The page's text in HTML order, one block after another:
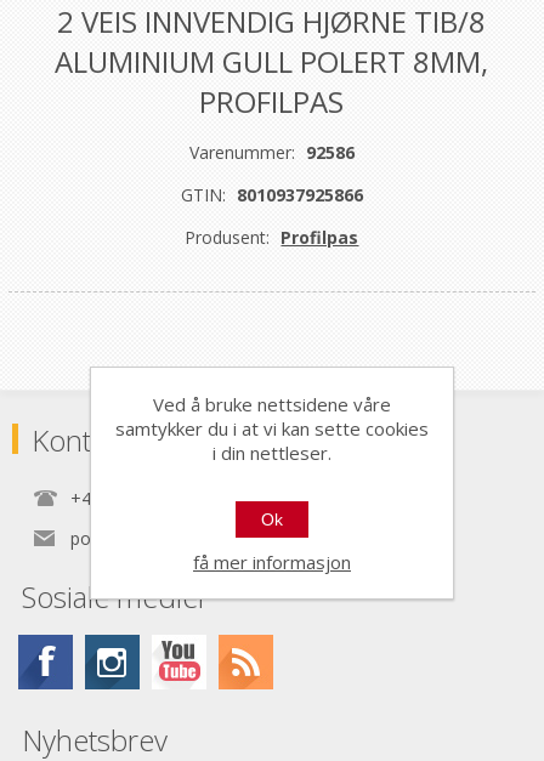
2 VEIS INNVENDIG HJØRNE TIB/8
ALUMINIUM GULL POLERT 8MM,
PROFILPAS
Varenummer: 92586
GTIN: 8010937925866
Produsent: Profilpas
Kontaktinformasjon
+47 22 30 40 70
post@nordictools.no
Sosiale medier
Nyhetsbrev
Ved å bruke nettsidene våre
samtykker du i at vi kan sette cookies
i din nettleser.
Ok
få mer informasjon